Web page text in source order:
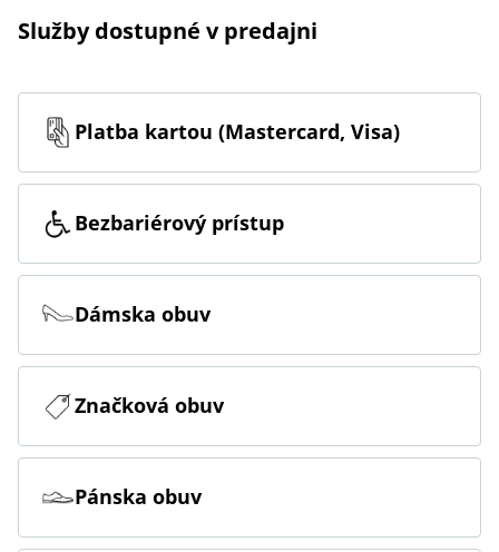
Služby dostupné v predajni
Platba kartou (Mastercard, Visa)
Bezbariérový prístup
Dámska obuv
Značková obuv
Pánska obuv